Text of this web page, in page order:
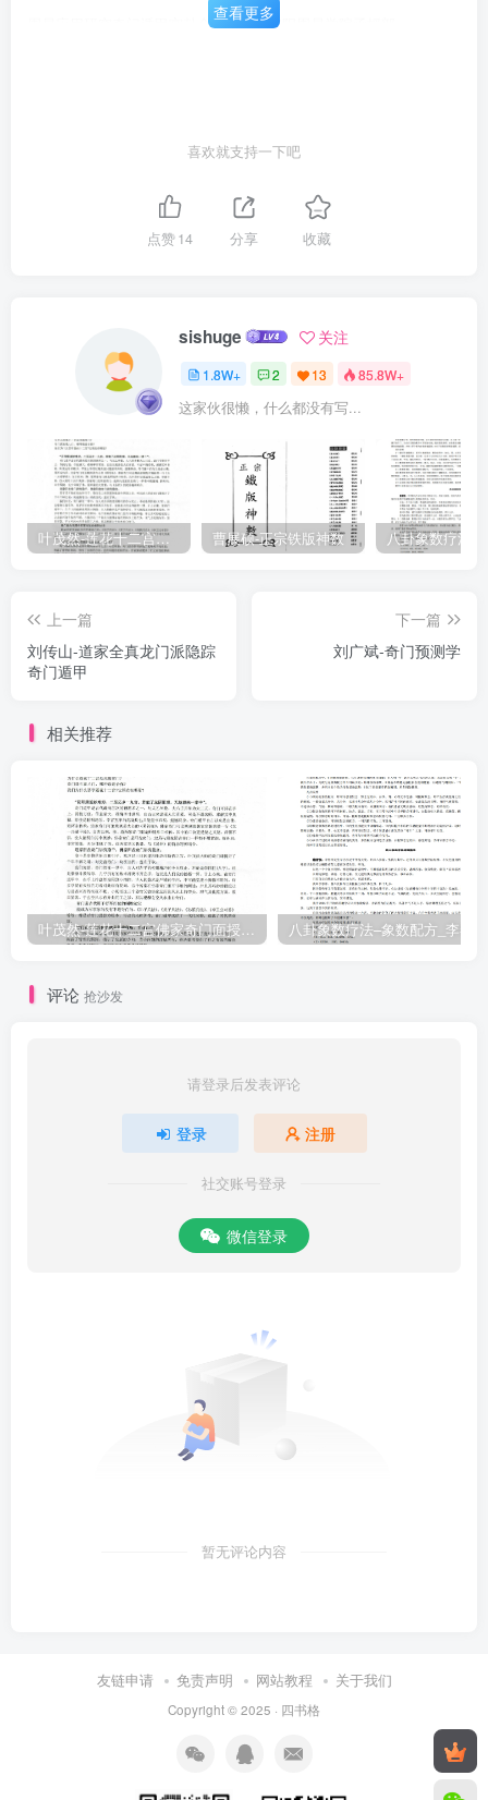
周易应用研究奇门遁甲宫卦全图刘广斌安阳周易学院函授部
查看更多
喜欢就支持一下吧
点赞14 分享 收藏
sishuge 关注
1.8W+ 2 13 85.8W+
这家伙很懒，什么都没有写...
叶茂然-莲花十二宫佛家奇门面授及答疑 曹展硕-正宗铁版神数
上一篇
刘传山-道家全真龙门派隐踪
奇门遁甲
下一篇
刘广斌-奇门预测学
相关推荐
叶茂然-莲花十二宫佛家奇门面授及答疑 八卦象数疗法–象数配方_李春彬
评论 抢沙发
请登录后发表评论
登录 注册
社交账号登录
微信登录
暂无评论内容
友链申请 免责声明 网站教程 关于我们
Copyright © 2025 · 四书格